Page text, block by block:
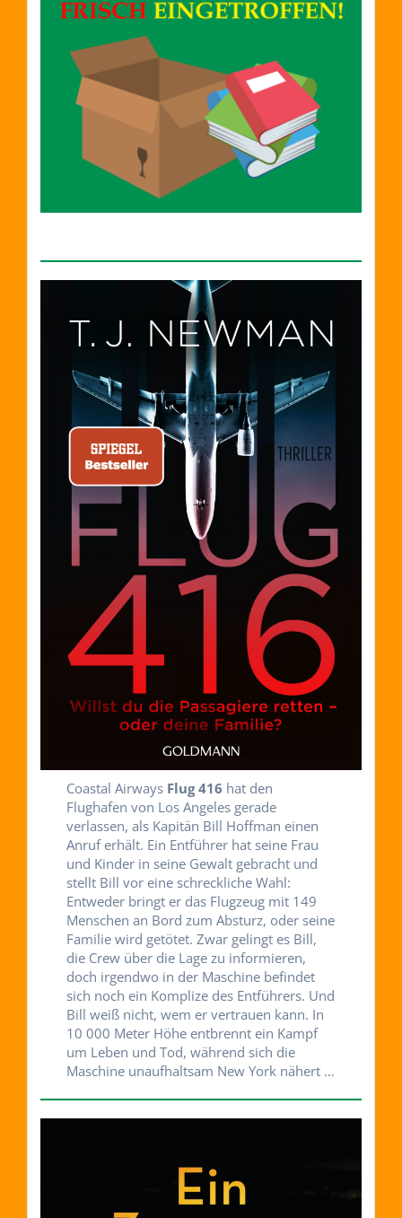
Coastal Airways Flug 416 hat den
Flughafen von Los Angeles gerade
verlassen, als Kapitän Bill Hoffman einen
Anruf erhält. Ein Entführer hat seine Frau
und Kinder in seine Gewalt gebracht und
stellt Bill vor eine schreckliche Wahl:
Entweder bringt er das Flugzeug mit 149
Menschen an Bord zum Absturz, oder seine
Familie wird getötet. Zwar gelingt es Bill,
die Crew über die Lage zu informieren,
doch irgendwo in der Maschine befindet
sich noch ein Komplize des Entführers. Und
Bill weiß nicht, wem er vertrauen kann. In
10 000 Meter Höhe entbrennt ein Kampf
um Leben und Tod, während sich die
Maschine unaufhaltsam New York nähert …